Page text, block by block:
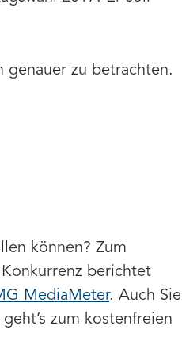
zu betrachten.
können? Zum
berichtet
MediaMeter. Auch Sie
zum kostenfreien